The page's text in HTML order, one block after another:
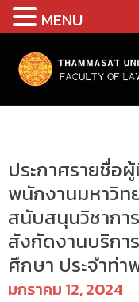
ประกาศรายชื่
พนักงานมหาวิท
สนับสนุนวิชากา
สังกัดงานบริก
ศึกษา ประจำท่า
มกราคม 12, 2024
MENU